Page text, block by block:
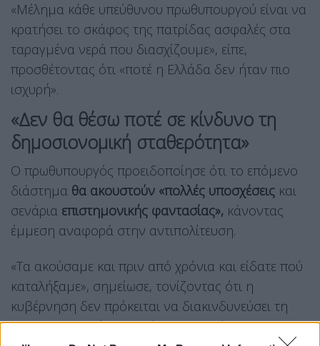
«Μέλημα κάθε υπεύθυνου πρωθυπουργού είναι να
κρατήσει το σκάφος της πατρίδας ασφαλές στα
ταραγμένα νερά που διασχίζουμε», είπε,
προσθέτοντας ότι «ποτέ η Ελλάδα δεν ήταν πιο
ισχυρή».
«Δεν θα θέσω ποτέ σε κίνδυνο τη
δημοσιονομική σταθερότητα»
Ο πρωθυπουργός προειδοποίησε ότι το επόμενο
διάστημα θα ακουστούν «πολλές υποσχέσεις και
σενάρια επιστημονικής φαντασίας», κάνοντας
έμμεση αναφορά στην αντιπολίτευση.
«Τα ακούσαμε και πριν από χρόνια και είδατε πού
καταλήξαμε», σημείωσε, τονίζοντας ότι η
κυβέρνηση δεν πρόκειται να διακινδυνεύσει τη
δημοσιονομική σταθερότητα της χώρας.